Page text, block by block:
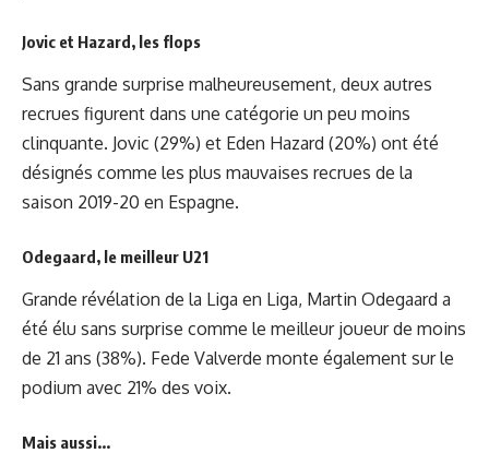
Jovic et Hazard, les flops
Sans grande surprise malheureusement, deux autres
recrues figurent dans une catégorie un peu moins
clinquante. Jovic (29%) et Eden Hazard (20%) ont été
désignés comme les plus mauvaises recrues de la
saison 2019-20 en Espagne.
Odegaard, le meilleur U21
Grande révélation de la Liga en Liga, Martin Odegaard a
été élu sans surprise comme le meilleur joueur de moins
de 21 ans (38%). Fede Valverde monte également sur le
podium avec 21% des voix.
Mais aussi...